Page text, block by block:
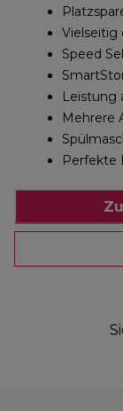
Vielseitig
Speed
Leistung
Mehrere
Perfekte